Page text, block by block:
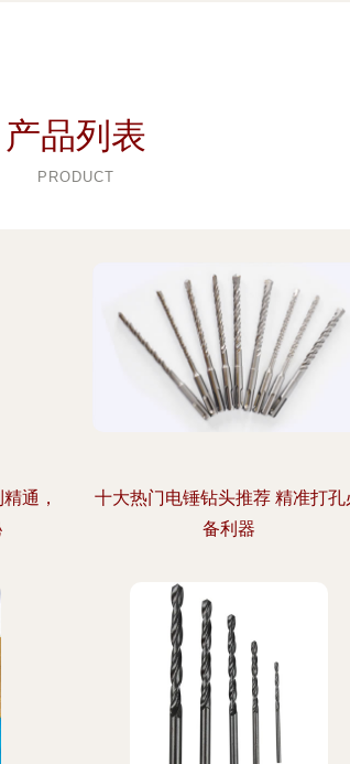
产品列表
PRODUCT
通，
十大热门电锤钻头推荐 精准打孔
备利器